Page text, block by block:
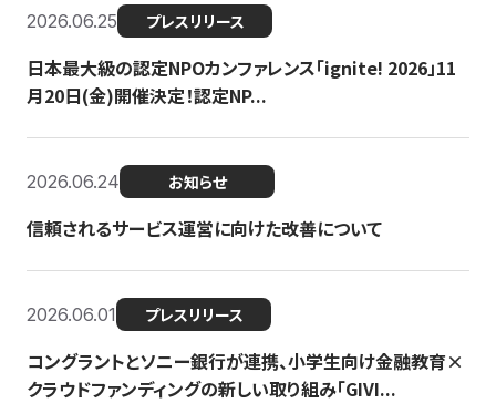
2026.06.25 プレスリリース
日本最大級の認定NPOカンファレンス「ignite! 2026」11
月20日(金)開催決定！認定NP...
2026.06.24 お知らせ
信頼されるサービス運営に向けた改善について
2026.06.01 プレスリリース
コングラントとソニー銀行が連携、小学生向け金融教育×
クラウドファンディングの新しい取り組み「GIVI...